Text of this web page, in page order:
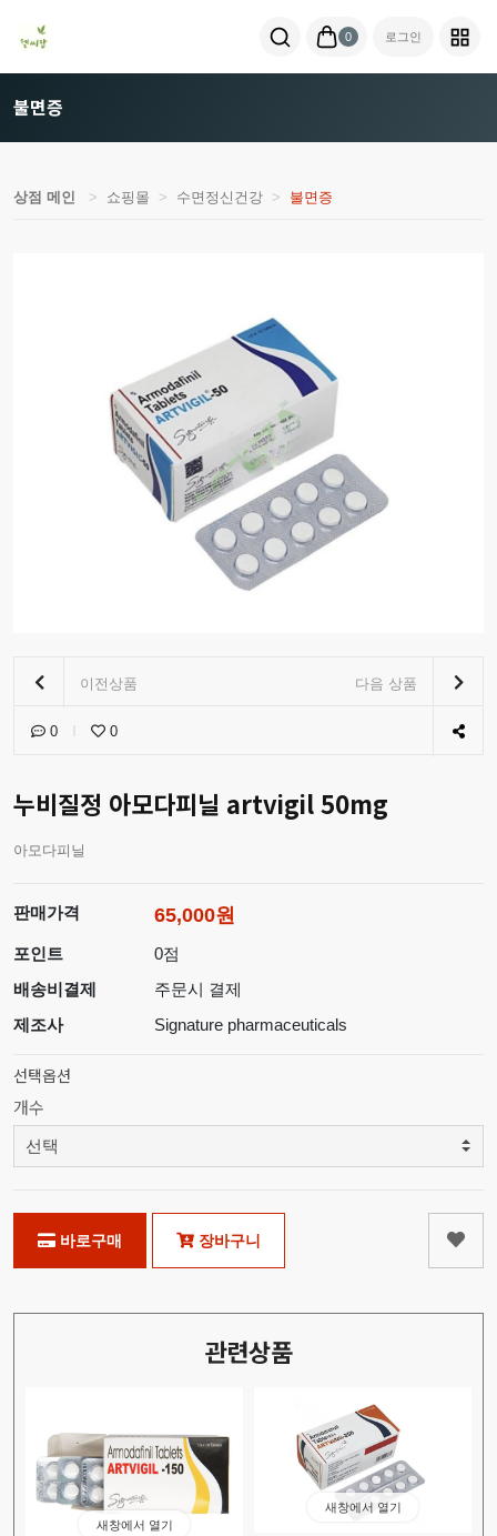
0 로그인
불면증
상점 메인 쇼핑몰 수면정신건강 불면증
이전상품 다음 상품
0 0
누비질정 아모다피닐 artvigil 50mg
아모다피닐
판매가격 65,000원
포인트
0점
배송비결제
주문시 결제
제조사
Signature pharmaceuticals
선택옵션
개수
바로구매 장바구니
관련상품
새창에서 열기
새창에서 열기